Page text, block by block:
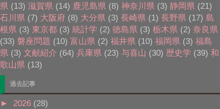
県 (13) 滋賀県 (14) 鹿児島県 (8) 神奈川県 (3) 静岡県 (21)
石川県 (7) 大阪府 (8) 大分県 (3) 長崎県 (1) 長野県 (17) 島
根県 (3) 東京都 (3) 統計学 (2) 徳島県 (3) 栃木県 (2) 奈良県
(33) 磐座問題 (10) 富山県 (2) 福井県 (10) 福岡県 (3) 福島
県 (3) 文献紹介 (64) 兵庫県 (23) 与喜山 (30) 歴史学 (39) 和
歌山県 (13)
過去記事
► 2026 (28)